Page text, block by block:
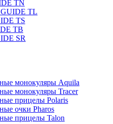
TN
TL
TS
TB
SR
монокуляры Aquila
монокуляры Tracer
прицелы Polaris
очки Pharos
прицелы Talon